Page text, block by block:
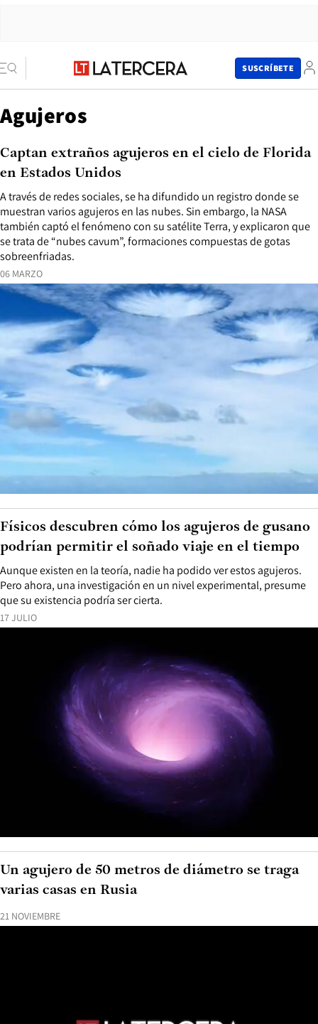
SUSCRÍBETE
Agujeros
06 MARZO
A través de redes sociales, se ha difundido un registro donde se
muestran varios agujeros en las nubes. Sin embargo, la NASA
también captó el fenómeno con su satélite Terra, y explicaron que
se trata de “nubes cavum”, formaciones compuestas de gotas
sobreenfriadas.
Captan extraños agujeros en el cielo de Florida
en Estados Unidos
17 JULIO
Aunque existen en la teoría, nadie ha podido ver estos agujeros.
Pero ahora, una investigación en un nivel experimental, presume
que su existencia podría ser cierta.
Físicos descubren cómo los agujeros de gusano
podrían permitir el soñado viaje en el tiempo
21 NOVIEMBRE
Un agujero de 50 metros de diámetro se traga
varias casas en Rusia